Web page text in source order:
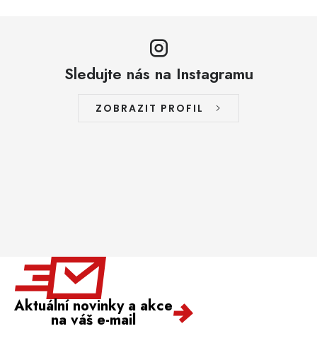
Sledujte nás na Instagramu
ZOBRAZIT PROFIL
Aktuální novinky a akce
na váš e-mail